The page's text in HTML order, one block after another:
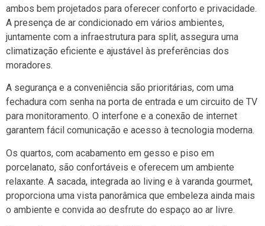
ambos bem projetados para oferecer conforto e privacidade.
A presença de ar condicionado em vários ambientes,
juntamente com a infraestrutura para split, assegura uma
climatização eficiente e ajustável às preferências dos
moradores.
A segurança e a conveniência são prioritárias, com uma
fechadura com senha na porta de entrada e um circuito de TV
para monitoramento. O interfone e a conexão de internet
garantem fácil comunicação e acesso à tecnologia moderna.
Os quartos, com acabamento em gesso e piso em
porcelanato, são confortáveis e oferecem um ambiente
relaxante. A sacada, integrada ao living e à varanda gourmet,
proporciona uma vista panorâmica que embeleza ainda mais
o ambiente e convida ao desfrute do espaço ao ar livre.